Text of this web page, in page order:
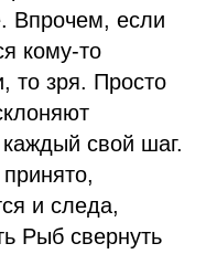
Впрочем, если
кому-то
то зря. Просто
свой шаг.
и следа,
Рыб свернуть